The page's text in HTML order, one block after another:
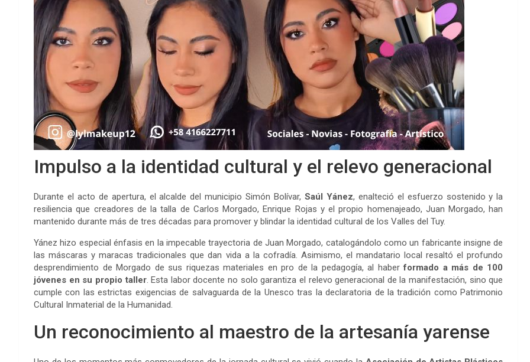
Impulso a la identidad cultural y el relevo generacional
Durante el acto de apertura, el alcalde del municipio Simón Bolívar, Saúl Yánez, enalteció el esfuerzo sostenido y la
resiliencia que creadores de la talla de Carlos Morgado, Enrique Rojas y el propio homenajeado, Juan Morgado, han
mantenido durante más de tres décadas para promover y blindar la identidad cultural de los Valles del Tuy.
Yánez hizo especial énfasis en la impecable trayectoria de Juan Morgado, catalogándolo como un fabricante insigne de
las máscaras y maracas tradicionales que dan vida a la cofradía. Asimismo, el mandatario local resaltó el profundo
desprendimiento de Morgado de sus riquezas materiales en pro de la pedagogía, al haberformado a más de 100
jóvenes en su propio taller. Esta labor docente no solo garantiza el relevo generacional de la manifestación, sino que
cumple con las estrictas exigencias de salvaguarda de la Unesco tras la declaratoria de la tradición como Patrimonio
Cultural Inmaterial de la Humanidad.
Un reconocimiento al maestro de la artesanía yarense